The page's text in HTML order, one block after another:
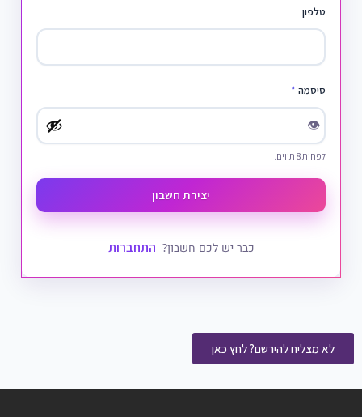
טלפון
סיסמה *
👁
לפחות 8 תווים.
יצירת חשבון
כבר יש לכם חשבון? התחברות
לא מצליח להירשם? לחץ כאן